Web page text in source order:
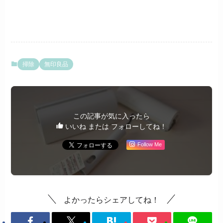
掃除 無印良品
この記事が気に入ったら
いいね または フォローしてね！
Follow Me
よかったらシェアしてね！